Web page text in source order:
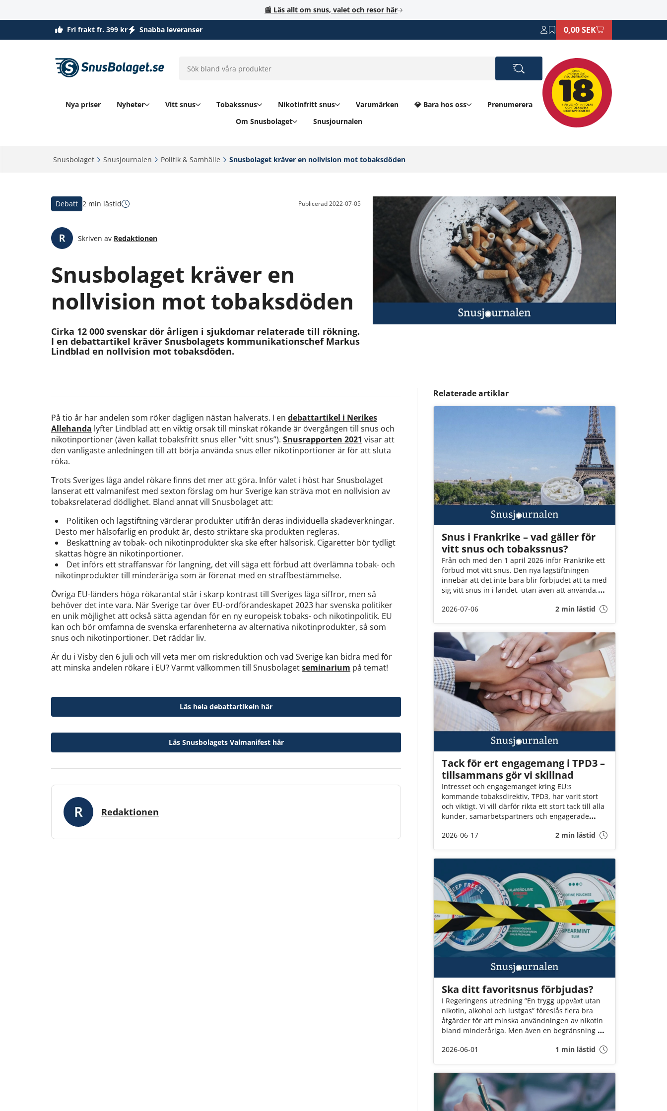
📰 Läs allt om snus, valet och resor här
Fri frakt fr. 399 kr Snabba leveranser 0,00 SEK
Nya priser Nyheter Vitt snus Tobakssnus Nikotinfritt snus Varumärken 💎 Bara hos oss
Prenumerera
Om Snusbolaget
Snusjournalen
Snusbolaget‎ Snusjournalen‎ Politik & Samhälle‎ Snusbolaget kräver en nollvision mot tobaksdöden‎
Debatt 2 min lästid Publicerad2022-07-05
Skriven av Redaktionen
Snusbolaget kräver en
nollvision mot tobaksdöden
Cirka 12 000 svenskar dör årligen i sjukdomar relaterade till rökning.
I en debattartikel kräver Snusbolagets kommunikationschef Markus
Lindblad en nollvision mot tobaksdöden.
På tio år har andelen som röker dagligen nästan halverats. I en debattartikel i Nerikes
Allehanda lyfter Lindblad att en viktig orsak till minskat rökande är övergången till snus och
nikotinportioner (även kallat tobaksfritt snus eller ”vitt snus”). Snusrapporten 2021 visar att
den vanligaste anledningen till att börja använda snus eller nikotinportioner är för att sluta
röka.
Trots Sveriges låga andel rökare finns det mer att göra. Inför valet i höst har Snusbolaget
lanserat ett valmanifest med sexton förslag om hur Sverige kan sträva mot en nollvision av
tobaksrelaterad dödlighet. Bland annat vill Snusbolaget att:
Politiken och lagstiftning värderar produkter utifrån deras individuella skadeverkningar.
Desto mer hälsofarlig en produkt är, desto striktare ska produkten regleras.
Beskattning av tobak- och nikotinprodukter ska ske efter hälsorisk. Cigaretter bör tydligt
skattas högre än nikotinportioner.
Det införs ett straffansvar för langning, det vill säga ett förbud att överlämna tobak- och
nikotinprodukter till minderåriga som är förenat med en straffbestämmelse.
Övriga EU-länders höga rökarantal står i skarp kontrast till Sveriges låga siffror, men så
behöver det inte vara. När Sverige tar över EU-ordförandeskapet 2023 har svenska politiker
en unik möjlighet att också sätta agendan för en ny europeisk tobaks- och nikotinpolitik. EU
kan och bör omfamna de svenska erfarenheterna av alternativa nikotinprodukter, så som
snus och nikotinportioner. Det räddar liv.
Är du i Visby den 6 juli och vill veta mer om riskreduktion och vad Sverige kan bidra med för
att minska andelen rökare i EU? Varmt välkommen till Snusbolagetseminarium på temat!
Läs hela debattartikeln här
Läs Snusbolagets Valmanifest här
Redaktionen
Relaterade artiklar
Snus i Frankrike – vad gäller för
vitt snus och tobakssnus?
Från och med den 1 april 2026 inför Frankrike ett
förbud mot vitt snus. Den nya lagstiftningen
innebär att det inte bara blir förbjudet att ta med
sig vitt snus in i landet, utan även att använda,
fortfarande okej att ta med brunt snus till landet
2026-07-06 2 min lästid
Tack för ert engagemang i TPD3 –
tillsammans gör vi skillnad
Intresset och engagemanget kring EU:s
kommande tobaksdirektiv, TPD3, har varit stort
och viktigt. Vi vill därför rikta ett stort tack till alla
kunder, samarbetspartners och engagerade
synpunkter, svara på enkäter och delta i
2026-06-17 2 min lästid
Ska ditt favoritsnus förbjudas?
I Regeringens utredning ”En trygg uppväxt utan
nikotin, alkohol och lustgas” föreslås flera bra
åtgärder för att minska användningen av nikotin
bland minderåriga. Men även en begränsning på
än varannan dosa kan förbjudas. Det är ett
Socialminister Jakob Forssmed och Regeringen
agerar, kommer 3 av 4 av oss att drabbas.
2026-06-01 1 min lästid